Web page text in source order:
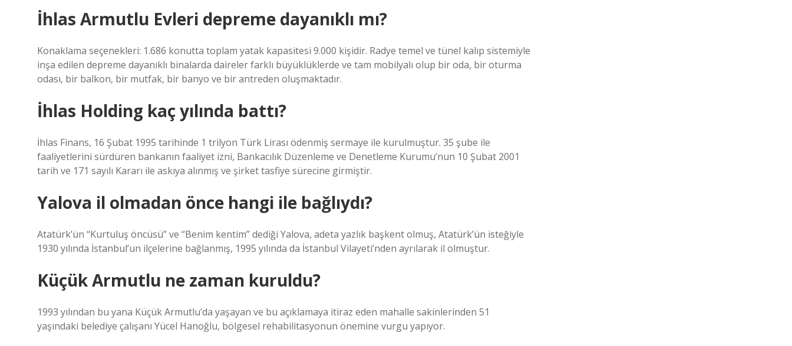
İhlas Armutlu Evleri depreme dayanıklı mı?
Konaklama seçenekleri: 1.686 konutta toplam yatak kapasitesi 9.000 kişidir. Radye temel ve tünel kalıp sistemiyle
inşa edilen depreme dayanıklı binalarda daireler farklı büyüklüklerde ve tam mobilyalı olup bir oda, bir oturma
odası, bir balkon, bir mutfak, bir banyo ve bir antreden oluşmaktadır.
İhlas Holding kaç yılında battı?
İhlas Finans, 16 Şubat 1995 tarihinde 1 trilyon Türk Lirası ödenmiş sermaye ile kurulmuştur. 35 şube ile
faaliyetlerini sürdüren bankanın faaliyet izni, Bankacılık Düzenleme ve Denetleme Kurumu’nun 10 Şubat 2001
tarih ve 171 sayılı Kararı ile askıya alınmış ve şirket tasfiye sürecine girmiştir.
Yalova il olmadan önce hangi ile bağlıydı?
Atatürk’ün “Kurtuluş öncüsü” ve “Benim kentim” dediği Yalova, adeta yazlık başkent olmuş, Atatürk’ün isteğiyle
1930 yılında İstanbul’un ilçelerine bağlanmış, 1995 yılında da İstanbul Vilayeti’nden ayrılarak il olmuştur.
Küçük Armutlu ne zaman kuruldu?
1993 yılından bu yana Küçük Armutlu’da yaşayan ve bu açıklamaya itiraz eden mahalle sakinlerinden 51
yaşındaki belediye çalışanı Yücel Hanoğlu, bölgesel rehabilitasyonun önemine vurgu yapıyor.